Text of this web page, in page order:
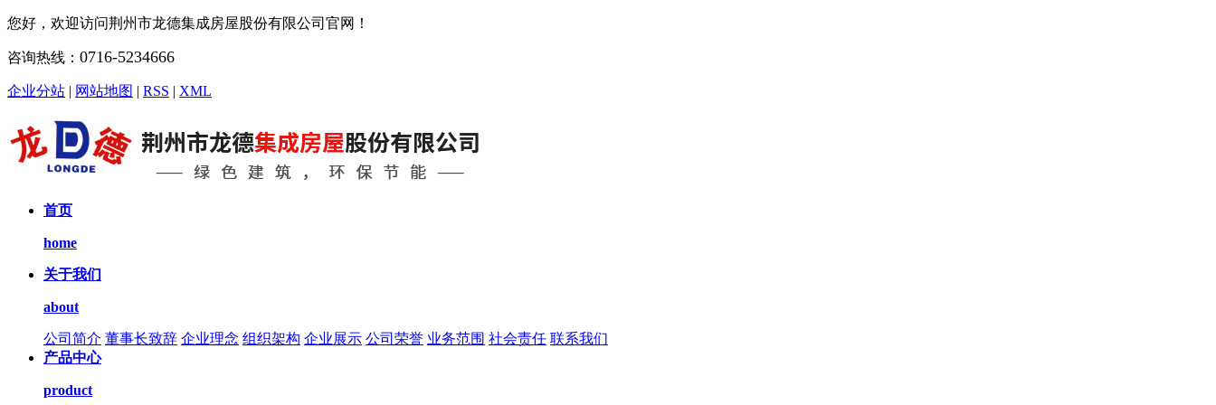
您好，欢迎访问荆州市龙德集成房屋股份有限公司官网！
咨询热线： 0716-5234666
企业分站 | 网站地图 | RSS | XML
首页
home
关于我们
about
公司简介 董事长致辞 企业理念 组织架构 企业展示 公司荣誉 业务范围 社会责任 联系我们
产品中心
product